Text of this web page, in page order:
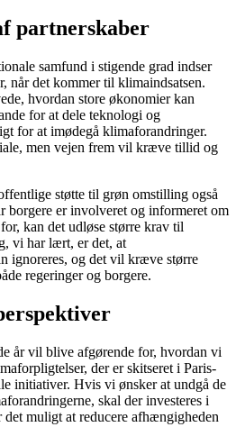
partnerskaber
samfund i stigende grad indser
når det kommer til klimaindsatsen.
hvordan store økonomier kan
for at dele teknologi og
for at imødegå klimaforandringer.
men vejen frem vil kræve tillid og
støtte til grøn omstilling også
borgere er involveret og informeret om
kan det udløse større krav til
vi har lært, er det, at
ignoreres, og det vil kræve større
regeringer og borgere.
år vil blive afgørende for, hvordan vi
der er skitseret i Paris-
initiativer. Hvis vi ønsker at undgå de
skal der investeres i
muligt at reducere afhængigheden